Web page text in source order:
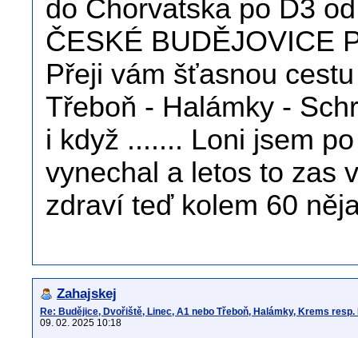
do Chorvatska po D3
ČESKÉ BUDĚJOVICE
Přeji vám šťasnou
Třeboň - Halámky -
i když ....... Loni jsem
vynechal a letos to zas
zdraví teď kolem 60
Zahajskej
Re: Budějice, Dvořiště, Linec, A1 nebo Třeboň, Halámky, Krems resp.
09. 02. 2025 10:18